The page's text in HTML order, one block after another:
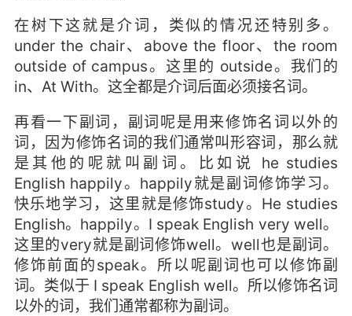
在树下这就是介词，类似的情况还特别多。
under the chair、above the floor、the room
outside of campus。这里的 outside。我们的
in、At With。这全都是介词后面必须接名词。
再看一下副词，副词呢是用来修饰名词以外的
词，因为修饰名词的我们通常叫形容词，那么就
是其他的呢就叫副词。比如说 he studies
English happily。happily就是副词修饰学习。
快乐地学习，这里就是修饰study。He studies
English。happily。I speak English very well。
这里的very就是副词修饰well。well也是副词。
修饰前面的speak。所以呢副词也可以修饰副
词。类似于 I speak English well。所以修饰名词
以外的词，我们通常都称为副词。